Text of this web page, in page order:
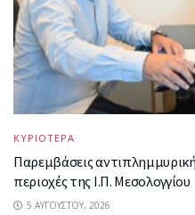
ΚΥΡΙΟΤΕΡΑ
Παρεμβάσεις
περιοχές της Ι.Π. Μεσολογγίου
5 ΑΥΓΟΎΣΤΟΥ, 2026